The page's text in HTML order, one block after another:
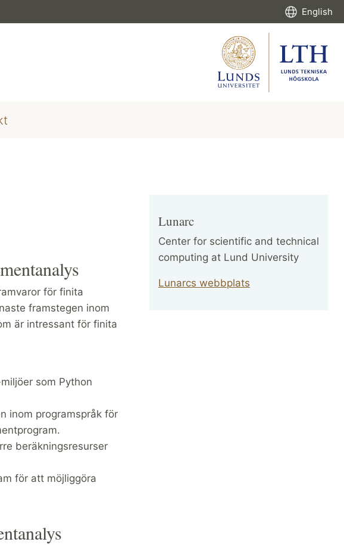
English
för finita
framstegen inom
är intressant för finita
som Python
inom programspråk för
beräkningsresurser
för att möjliggöra
Lunarc
Center for scientific and technical
computing at Lund University
Lunarcs webbplats